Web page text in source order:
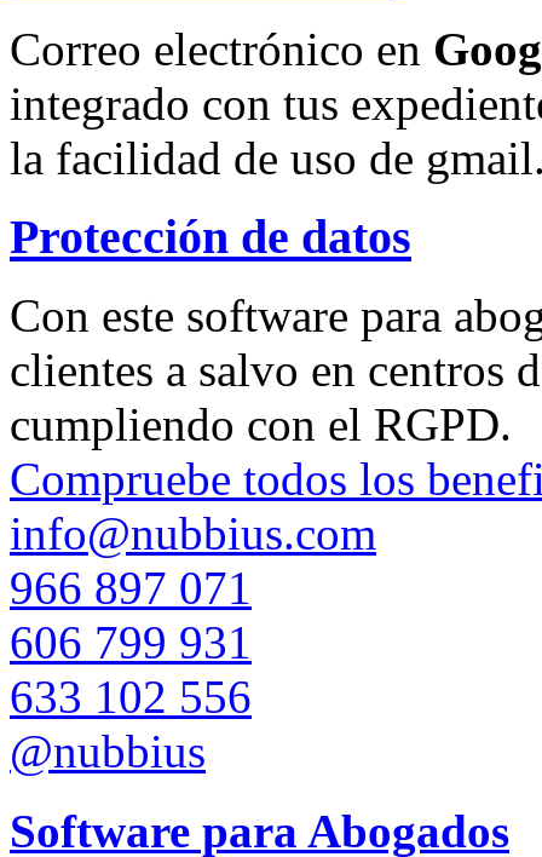
Correo electrónico en
integrado con tus
la facilidad de uso de
Protección de datos
Con este software para
clientes a salvo en centros
cumpliendo con el RGPD.
Compruebe todos los
info@nubbius.com
966 897 071
606 799 931
633 102 556
@nubbius
Software para Abogados